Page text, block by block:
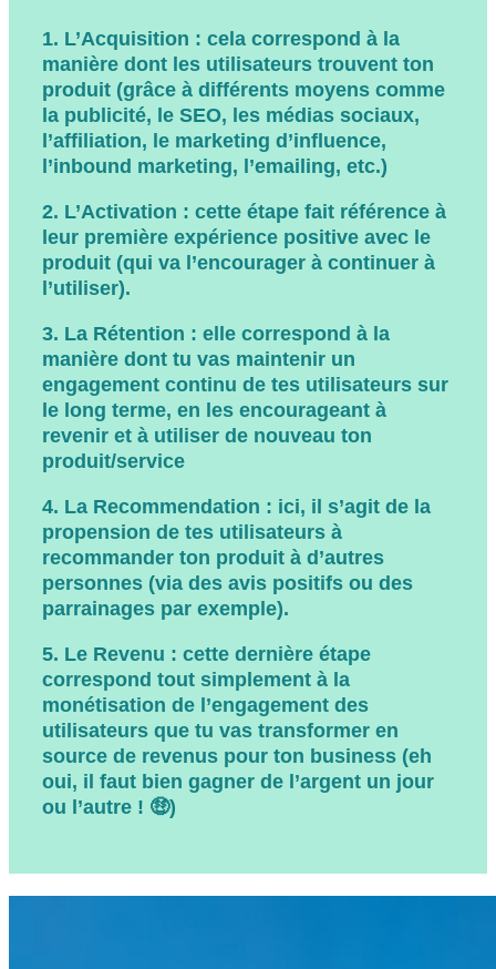
1. L’Acquisition : cela correspond à la
manière dont les utilisateurs trouvent ton
produit (grâce à différents moyens comme
la publicité, le SEO, les médias sociaux,
l’affiliation, le marketing d’influence,
l’inbound marketing, l’emailing, etc.)
2. L’Activation : cette étape fait référence à
leur première expérience positive avec le
produit (qui va l’encourager à continuer à
l’utiliser).
3. La Rétention : elle correspond à la
manière dont tu vas maintenir un
engagement continu de tes utilisateurs sur
le long terme, en les encourageant à
revenir et à utiliser de nouveau ton
produit/service
4. La Recommendation : ici, il s’agit de la
propension de tes utilisateurs à
recommander ton produit à d’autres
personnes (via des avis positifs ou des
parrainages par exemple).
5. Le Revenu : cette dernière étape
correspond tout simplement à la
monétisation de l’engagement des
utilisateurs que tu vas transformer en
source de revenus pour ton business (eh
oui, il faut bien gagner de l’argent un jour
ou l’autre ! 🤑)